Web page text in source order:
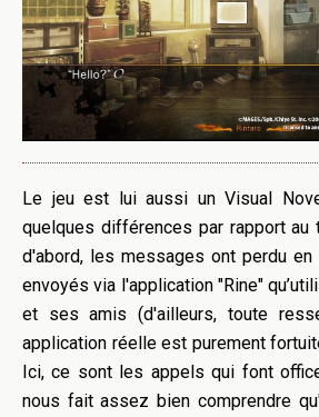
Le jeu est lui aussi un Visual
quelques différences par rapport au
d'abord, les messages ont perdu
envoyés via l'application "Rine"
et ses amis(d'ailleurs, toute
application réelle est purement
Ici, ce sont les appels qui font
nous fait assez bien comprendre